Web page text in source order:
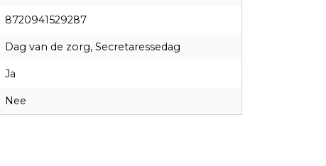
8720941529287
Dag van de zorg, Secretaressedag
Ja
Nee